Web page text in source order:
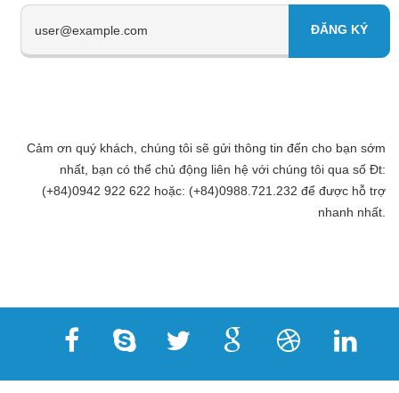
Cảm ơn quý khách, chúng tôi sẽ gửi thông tin đến cho bạn sớm
nhất, bạn có thể chủ động liên hệ với chúng tôi qua số Đt:
(+84)0942 922 622 hoặc: (+84)0988.721.232 để được hỗ trợ
nhanh nhất.